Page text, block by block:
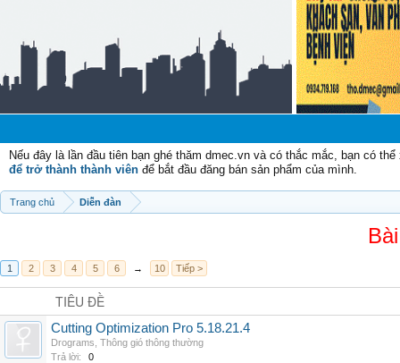
Nếu đây là lần đầu tiên bạn ghé thăm dmec.vn và có thắc mắc, bạn có
để trở thành thành viên để bắt đầu đăng bán sản phẩm của mình.
Trang chủ Diễn đàn
1 2 3 4 5 6 → 10 Tiếp >
TIÊU ĐỀ
Cutting Optimization Pro 5.18.21.4
Drograms Thông gió thông thường
Trả lời:
0